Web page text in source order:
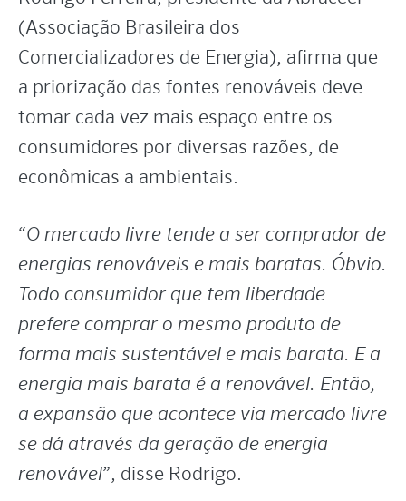
(Associação Brasileira dos
Comercializadores de Energia), afirma que
a priorização das fontes renováveis deve
tomar cada vez mais espaço entre os
consumidores por diversas razões, de
econômicas a ambientais.
“O mercado livre tende a ser comprador de
energias renováveis e mais baratas. Óbvio.
Todo consumidor que tem liberdade
prefere comprar o mesmo produto de
forma mais sustentável e mais barata. E a
energia mais barata é a renovável. Então,
a expansão que acontece via mercado livre
se dá através da geração de energia
renovável”, disse Rodrigo.